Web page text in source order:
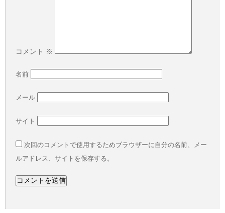
コメント ※
名前
メール
サイト
次回のコメントで使用するためブラウザーに自分の名前、メー
ルアドレス、サイトを保存する。